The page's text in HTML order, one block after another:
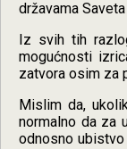
državama
Iz svih tih
mogućnosti
zatvora osim za
Mislim da,
normalno da za
odnosno